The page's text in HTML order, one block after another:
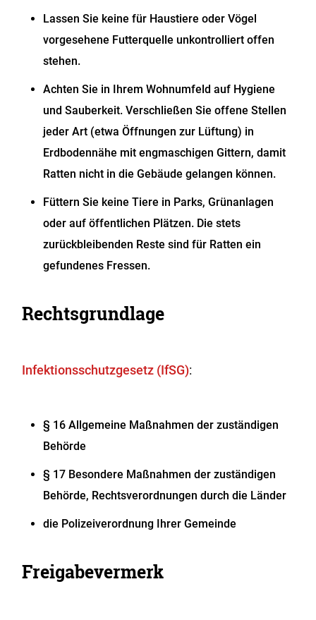
Lassen Sie keine für Haustiere oder Vögel
vorgesehene Futterquelle unkontrolliert offen
stehen.
Achten Sie in Ihrem Wohnumfeld auf Hygiene
und Sauberkeit. Verschließen Sie offene Stellen
jeder Art (etwa Öffnungen zur Lüftung) in
Erdbodennähe mit engmaschigen Gittern, damit
Ratten nicht in die Gebäude gelangen können.
Füttern Sie keine Tiere in Parks, Grünanlagen
oder auf öffentlichen Plätzen. Die stets
zurückbleibenden Reste sind für Ratten ein
gefundenes Fressen.
Rechtsgrundlage
Infektionsschutzgesetz (IfSG):
§ 16 Allgemeine Maßnahmen der zuständigen
Behörde
§ 17 Besondere Maßnahmen der zuständigen
Behörde, Rechtsverordnungen durch die Länder
die Polizeiverordnung Ihrer Gemeinde
Freigabevermerk